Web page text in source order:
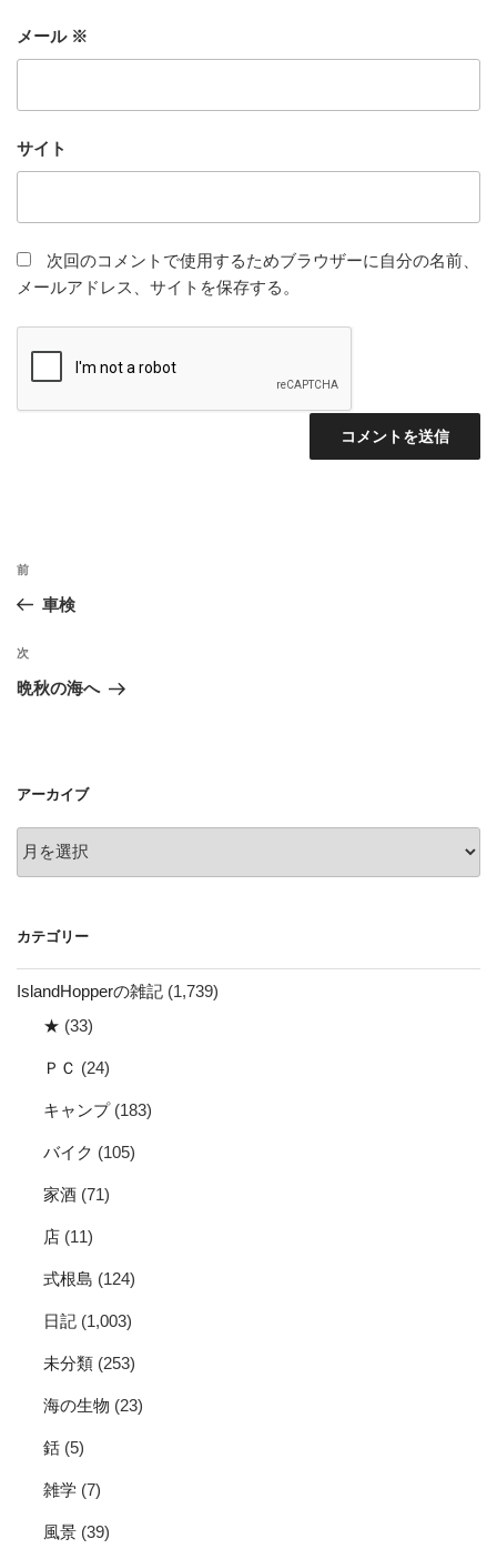
メール ※
サイト
次回のコメントで使用するためブラウザーに自分の名前、
メールアドレス、サイトを保存する。
投
ビ
ゲ
ン
前
の
稿
前
車検
次
の
次
晩秋の海へ
アーカイブ
ー
ブ
カテゴリー
IslandHopperの雑記 (1,739)
★ (33)
ＰＣ (24)
キャンプ(183)
バイク (105)
家酒 (71)
店 (11)
式根島 (124)
日記 (1,003)
未分類 (253)
海の生物 (23)
銛 (5)
雑学 (7)
風景 (39)